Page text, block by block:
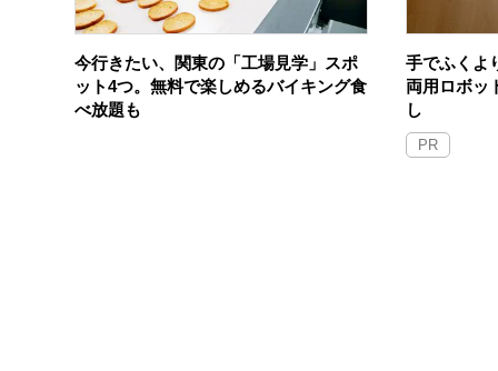
今行きたい、関東の「工場見学」スポ
ット4つ。無料で楽しめるバイキング食
べ放題も
手でふくよ
両用ロボッ
し
PR